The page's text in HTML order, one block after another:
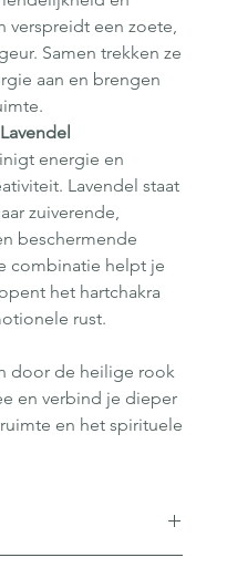
verspreidt een zoete,
Samen trekken ze
aan en brengen
energie en
Lavendel staat
zuiverende,
beschermende
combinatie helpt je
het hartchakra
rust.
door de heilige rook
en verbind je dieper
en het spirituele